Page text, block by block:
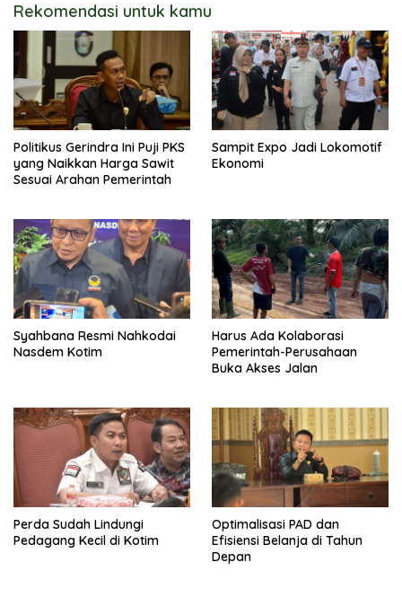
Rekomendasi untuk kamu
Politikus Gerindra Ini Puji PKS
yang Naikkan Harga Sawit
Sesuai Arahan Pemerintah
Sampit Expo Jadi Lokomotif
Ekonomi
Syahbana Resmi Nahkodai
Nasdem Kotim
Harus Ada Kolaborasi
Pemerintah-Perusahaan
Buka Akses Jalan
Perda Sudah Lindungi
Pedagang Kecil di Kotim
Optimalisasi PAD dan
Efisiensi Belanja di Tahun
Depan